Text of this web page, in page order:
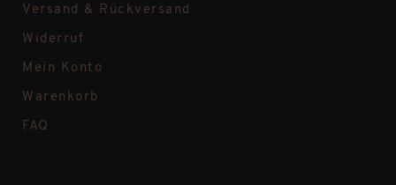
Versand & Rückversand
Widerruf
Mein Konto
Warenkorb
FAQ